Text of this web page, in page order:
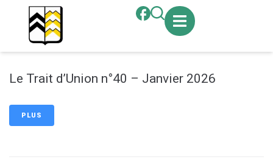
Le Trait d’Union n°40 – Janvier 2026
PLUS